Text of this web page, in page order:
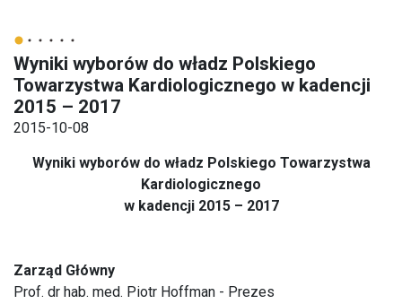
Wyniki wyborów do władz Polskiego
Towarzystwa Kardiologicznego w kadencji
2015 – 2017
2015-10-08
Wyniki wyborów do władz Polskiego Towarzystwa
Kardiologicznego
w kadencji 2015 – 2017
Zarząd Główny
Prof. dr hab. med. Piotr Hoffman - Prezes